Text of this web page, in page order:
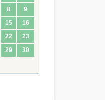
8
9
15
16
22
23
29
30